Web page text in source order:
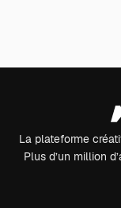
La plateforme
Plus d’un million